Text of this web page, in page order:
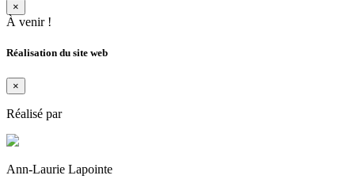
×
À venir !
Réalisation du site web
×
Réalisé par
Ann-Laurie Lapointe